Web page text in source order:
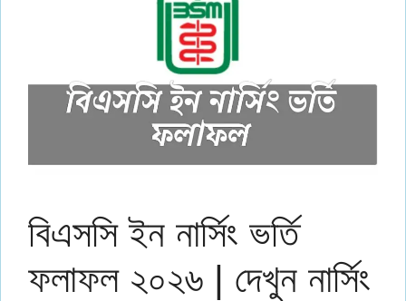
বিএসসি ইন নার্সিং ভর্তি
ফলাফল ২০২৬ | দেখুন নার্সিং